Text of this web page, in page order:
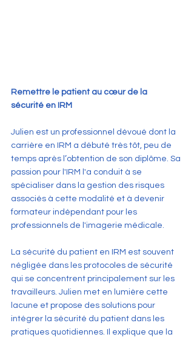
Remettre le patient au cœur de la
sécurité en IRM
Julien est un professionnel dévoué dont la
carrière en IRM a débuté très tôt, peu de
temps après l’obtention de son diplôme. Sa
passion pour l'IRM l'a conduit à se
spécialiser dans la gestion des risques
associés à cette modalité et à devenir
formateur indépendant pour les
professionnels de l'imagerie médicale.
La sécurité du patient en IRM est souvent
négligée dans les protocoles de sécurité
qui se concentrent principalement sur les
travailleurs. Julien met en lumière cette
lacune et propose des solutions pour
intégrer la sécurité du patient dans les
pratiques quotidiennes. Il explique que la